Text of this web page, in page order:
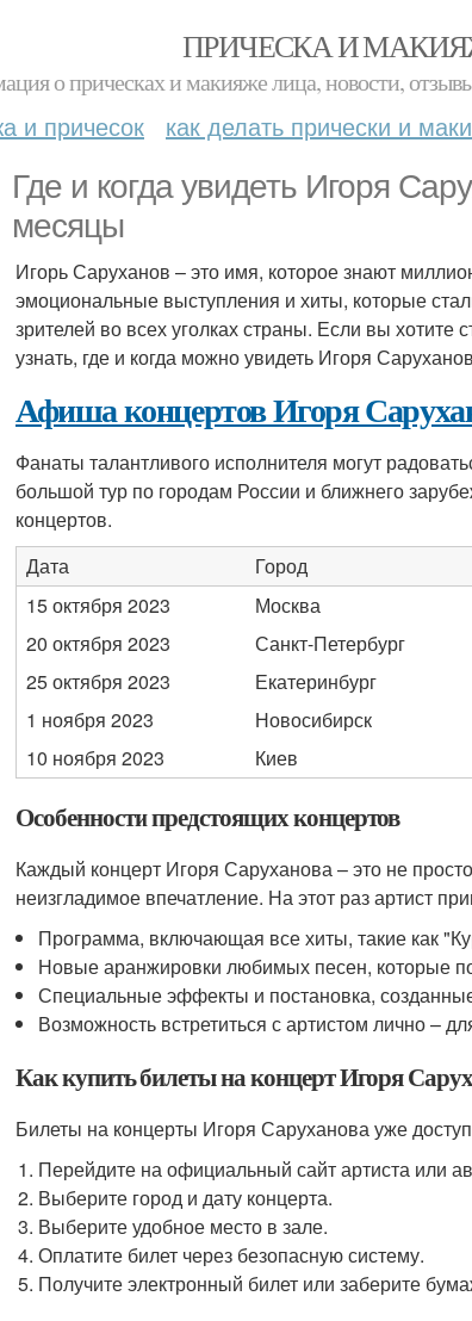
ПРИЧЕСКА И
о прическах и макияже лица, новости,
и причесок как делать прически и
Где и когда увидеть Игоря
месяцы
Игорь Саруханов – это имя, которое знают
эмоциональные выступления и хиты, которые
зрителей во всех уголках страны. Если вы
узнать, где и когда можно увидеть Игоря
Афиша концертов Игоря
Фанаты талантливого исполнителя могут
большой тур по городам России и ближнего
концертов.
Дата
Город
15 октября 2023
Москва
20 октября 2023
Санкт-Петербург
25 октября 2023
Екатеринбург
1 ноября 2023
Новосибирск
10 ноября 2023
Киев
Особенности предстоящих концертов
Каждый концерт Игоря Саруханова – это не
неизгладимое впечатление. На этот раз артист
Программа, включающая все хиты, такие как
Новые аранжировки любимых песен, которые
Специальные эффекты и постановка,
Возможность встретиться с артистом лично –
Как купить билеты на концерт Игоря
Билеты на концерты Игоря Саруханова уже
Перейдите на официальный сайт артиста или
Выберите город и дату концерта.
Выберите удобное место в зале.
Оплатите билет через безопасную систему.
Получите электронный билет или заберите